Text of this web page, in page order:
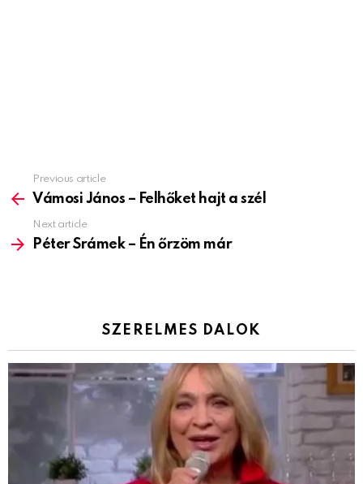
more
Previous article
Vámosi János – Felhőket hajt a szél
Next article
Péter Srámek – Én őrzöm már
SZERELMES DALOK